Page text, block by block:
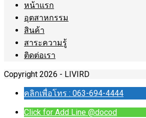
หน้าแรก
อุตสาหกรรม
สินค้า
สาระความรู้
ติดต่อเรา
Copyright 2026 - LIVIRD
คลิกเพื่อโทร : 063-694-4444
Click for Add Line @docod